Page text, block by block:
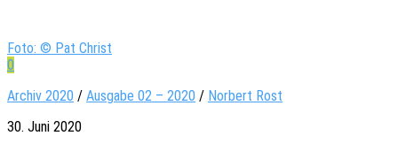
Foto: © Pat Christ
0
Archiv 2020 / Ausgabe 02 – 2020 / Norbert Rost
30. Juni 2020